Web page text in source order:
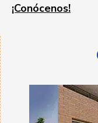
¡Conócenos!